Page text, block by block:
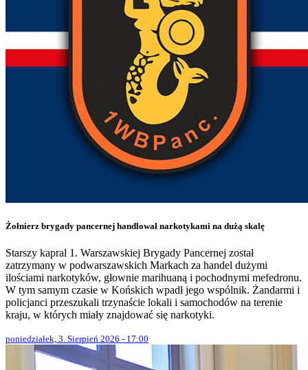
Żołnierz brygady pancernej handlował narkotykami na dużą skalę
Starszy kapral 1. Warszawskiej Brygady Pancernej został
zatrzymany w podwarszawskich Markach za handel dużymi
ilościami narkotyków, głownie marihuaną i pochodnymi mefedronu.
W tym samym czasie w Końskich wpadł jego wspólnik. Żandarmi i
policjanci przeszukali trzynaście lokali i samochodów na terenie
kraju, w których miały znajdować się narkotyki.
poniedziałek, 3. Sierpień 2026 - 17:00